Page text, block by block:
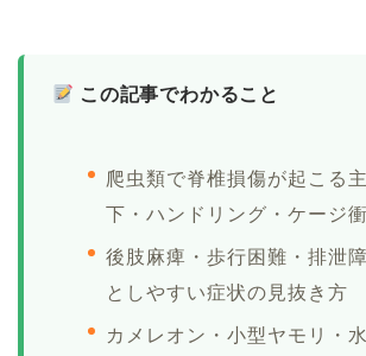
この記事でわかること
爬虫類で脊椎損傷が起こる
下・ハンドリング・ケージ衝
後肢麻痺・歩行困難・排泄
としやすい症状の見抜き方
カメレオン・小型ヤモリ・